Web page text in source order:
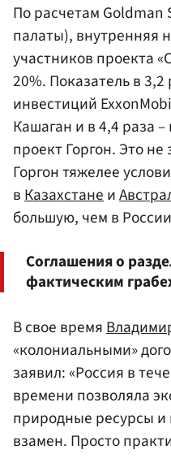
По расчетам Goldman
палаты), внутренняя
участников проекта
20%. Показатель в
инвестиций
Кашаган и в 4,4 раза
проект Горгон. Это
Горгон тяжелее
в Казахстане и
большую, чем в
Соглашения о
фактическим
В свое время
«колониальными»
заявил: «Россия в
времени позволяла
природные ресурсы и
взамен. Просто